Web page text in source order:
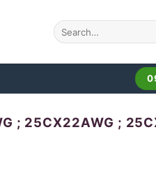
; 25CX22AWG ;